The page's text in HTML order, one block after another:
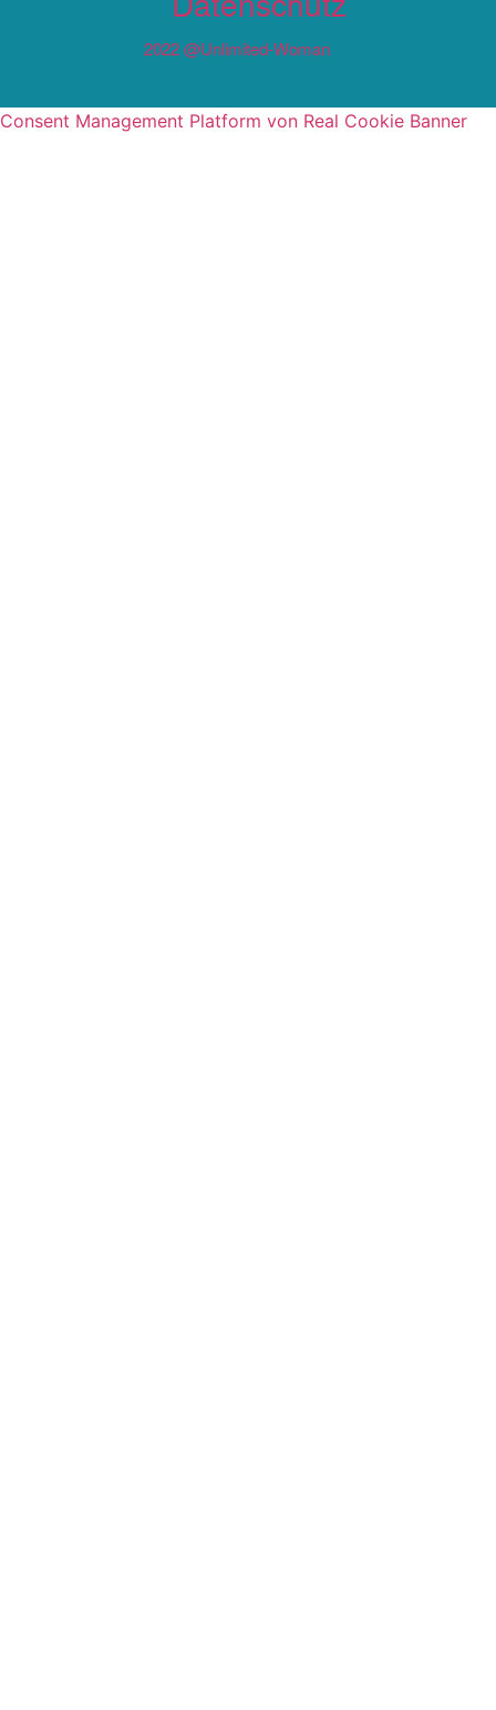
2022 @unlimited-Woman
Consent Management Platform von Real Cookie Banner